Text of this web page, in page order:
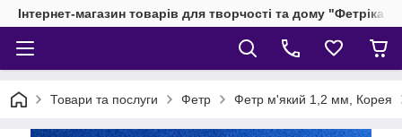
Інтернет-магазин товарів для творчості та дому "Фетріка"
Товари та послуги Фетр Фетр м'який 1,2 мм, Корея